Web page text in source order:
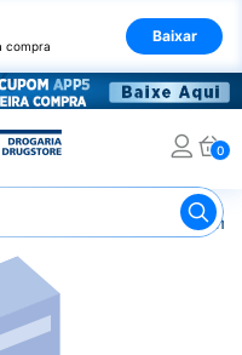
compra
Baixar
0